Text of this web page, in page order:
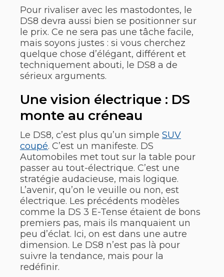
Pour rivaliser avec les mastodontes, le
DS8 devra aussi bien se positionner sur
le prix. Ce ne sera pas une tâche facile,
mais soyons justes : si vous cherchez
quelque chose d’élégant, différent et
techniquement abouti, le DS8 a de
sérieux arguments.
Une vision électrique : DS
monte au créneau
Le DS8, c’est plus qu’un simple SUV
coupé. C’est un manifeste. DS
Automobiles met tout sur la table pour
passer au tout-électrique. C’est une
stratégie audacieuse, mais logique.
L’avenir, qu’on le veuille ou non, est
électrique. Les précédents modèles
comme la DS 3 E-Tense étaient de bons
premiers pas, mais ils manquaient un
peu d’éclat. Ici, on est dans une autre
dimension. Le DS8 n’est pas là pour
suivre la tendance, mais pour la
redéfinir.